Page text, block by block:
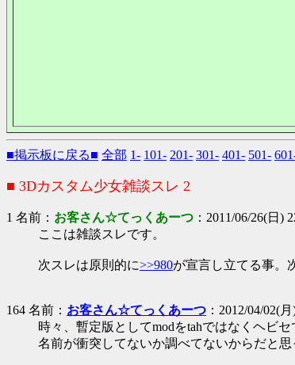
■掲示板に戻る■ 全部 1- 101- 201- 301- 401- 501-
■ 3Dカスタム少女雑談スレ 2
1 名前： お客さん☆てっくあーつ ：2011/06/26(日)
ここは雑談スレです。
次スレは原則的に>>980が宣言し立てる事。
164 名前： お客さん☆てっくあーつ ：2012/04/02(
時々、暫定版としてmodをtahではなくヘビセ
名前が衝突してないか調べてないからだと